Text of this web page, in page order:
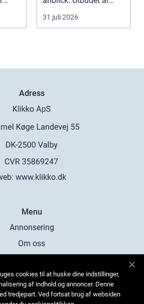
stort, standarden är
gen...
31 juli 2026
Adress
www.klikko.dk
Menu
Annonsering
Om oss
Kontakta oss
Sitemap
cookies til at huske dine indstillinger,
af indhold og annoncer. Denne
tredjepart. Ved fortsat brug af websiden